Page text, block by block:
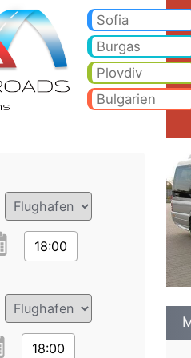
-
Sofia
Burgas
Plovdiv
Bulgarien
18:00
18:00